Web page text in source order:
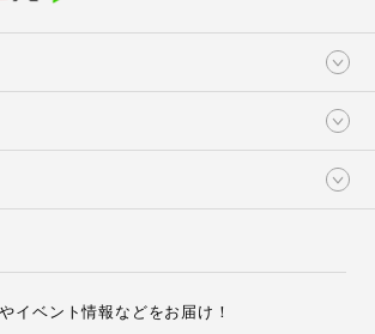
イベント情報などをお届け！